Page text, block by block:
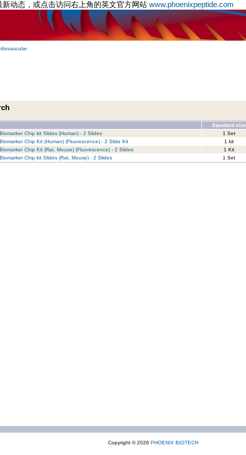
动态，或点击访问右上角的英文官方网站 www.phoenixpeptide.com
Standard size
Chip kit Slides (Human) - 2 Slides 1 Set
Chip Kit (Human) (Fluorescence) - 2 Slide Kit 1 kit
Chip Kit (Rat, Mouse) (Fluorescence) - 2 Slides 1 Kit
Chip kit Slides (Rat, Mouse) - 2 Slides 1 Set
Copyright © 2026 PHOENIX BIOTECH